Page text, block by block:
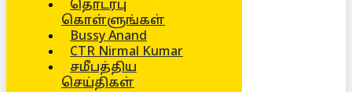
தொடர்பு
கொள்ளுங்கள்
Bussy Anand
CTR Nirmal Kumar
சமீபத்திய
செய்திகள்